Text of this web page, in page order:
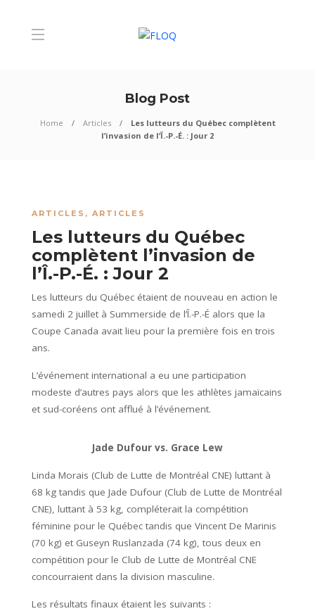
Blog Post
Home Articles
Les lutteurs du Québec complètent
l’invasion de l’Î.-P.-É. : Jour 2
ARTICLES , ARTICLES
Les lutteurs du Québec
complètent l’invasion de
l’Î.-P.-É. : Jour 2
Les lutteurs du Québec étaient de nouveau en action le
samedi 2 juillet à Summerside de l’Î.-P.-É alors que la
Coupe Canada avait lieu pour la première fois en trois
ans.
L’événement international a eu une participation
modeste d’autres pays alors que les athlètes jamaïcains
et sud-coréens ont afflué à l’événement.
Jade Dufour vs. Grace Lew
Linda Morais (Club de Lutte de Montréal CNE) luttant à
68 kg tandis que Jade Dufour (Club de Lutte de Montréal
CNE), luttant à 53 kg, compléterait la compétition
féminine pour le Québec tandis que Vincent De Marinis
(70 kg) et Guseyn Ruslanzada (74 kg), tous deux en
compétition pour le Club de Lutte de Montréal CNE
concourraient dans la division masculine.
Les résultats finaux étaient les suivants :